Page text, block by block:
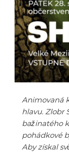
Animovaná
hlavu. Zlobr
bažinatého
pohádkové
Aby získal